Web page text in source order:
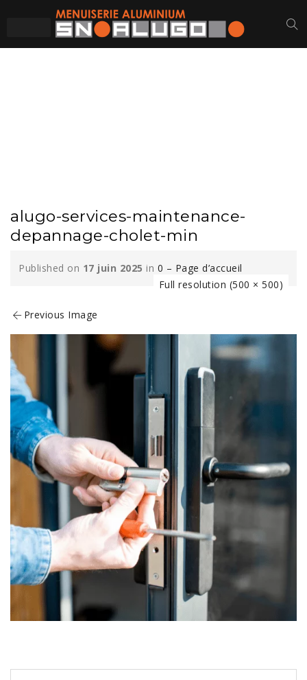
alugo-services-maintenance-
depannage-cholet-min
Published on 17 juin 2025 in 0 – Page d’accueil
Full resolution (500 × 500)
Previous Image